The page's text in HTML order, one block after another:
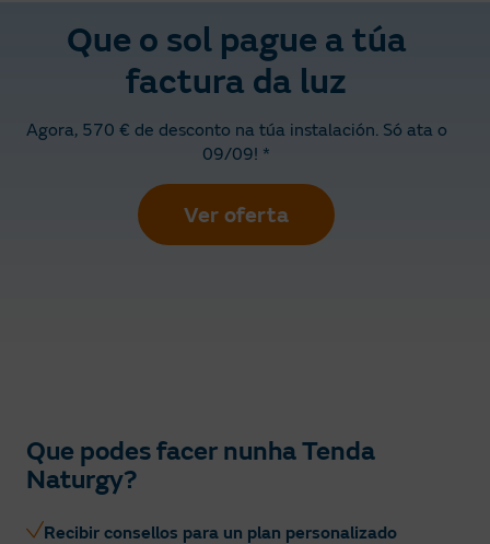
Que o sol pague a túa
factura da luz
Agora, 570 € de desconto na túa instalación. Só ata o
09/09! *
Ver oferta
Que podes facer nunha Tenda
Naturgy?
Recibir consellos para un plan personalizado